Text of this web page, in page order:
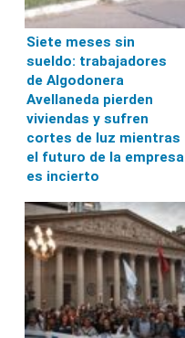
Siete meses sin
sueldo: trabajadores
de Algodonera
Avellaneda pierden
viviendas y sufren
cortes de luz mientras
el futuro de la empresa
es incierto